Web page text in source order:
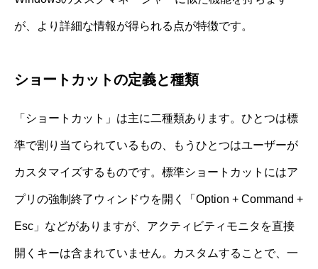
が、より詳細な情報が得られる点が特徴です。
ショートカットの定義と種類
「ショートカット」は主に二種類あります。ひとつは標
準で割り当てられているもの、もうひとつはユーザーが
カスタマイズするものです。標準ショートカットにはア
プリの強制終了ウィンドウを開く「Option + Command +
Esc」などがありますが、アクティビティモニタを直接
開くキーは含まれていません。カスタムすることで、一